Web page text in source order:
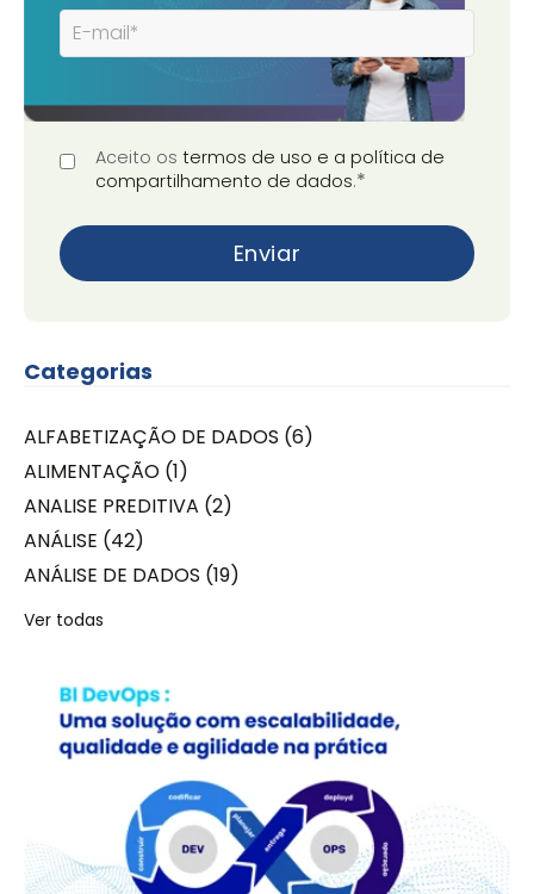
Aceito os termos de uso e a política de
compartilhamento de dados.*
Categorias
ALFABETIZAÇÃO DE DADOS (6)
ALIMENTAÇÃO (1)
ANALISE PREDITIVA (2)
ANÁLISE (42)
ANÁLISE DE DADOS (19)
Ver todas